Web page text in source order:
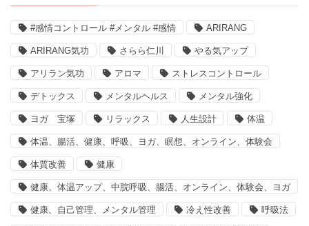
#感情コントロール #メンタル #感情 ARIRANG
ARIRANG気功 さらら仁川 やる気アップ
アリラン気功 アロマ ストレスコントロール
デトックス メンタルヘルス メンタル強化
ヨガ 宝塚 リラックス 人生設計 体温
体温、腸活、健康、呼吸、ヨガ、瞑想、オンライン、体験会
体質改善 健康
健康、体温アップ、中脘呼吸、腸活、オンライン、体験会、ヨガ
健康、自己管理、メンタル管理 冷え性改善 呼吸法